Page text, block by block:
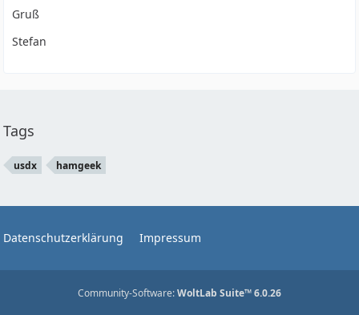
Gruß
Stefan
Tags
usdx hamgeek
Datenschutzerklärung Impressum
Community-Software:WoltLab Suite™ 6.0.26